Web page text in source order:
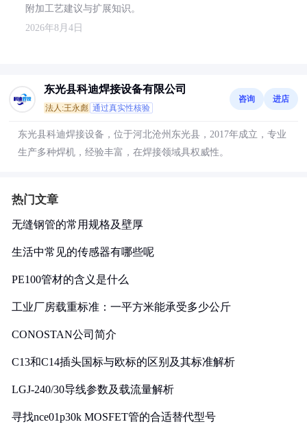
附加工艺建议与扩展知识。
2026年8月4日
东光县科迪焊接设备有限公司
法人:王永彪 通过真实性核验
咨询 进店
东光县科迪焊接设备，位于河北沧州东光县，2017年成立，专业
生产多种焊机，经验丰富，在焊接领域具权威性。
热门文章
无缝钢管的常用规格及壁厚
生活中常见的传感器有哪些呢
PE100管材的含义是什么
工业厂房载重标准：一平方米能承受多少公斤
CONOSTAN公司简介
C13和C14插头国标与欧标的区别及其标准解析
LGJ-240/30导线参数及载流量解析
寻找nce01p30k MOSFET管的合适替代型号